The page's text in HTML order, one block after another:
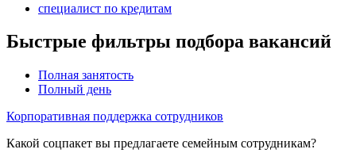
специалист по кредитам
Быстрые фильтры подбора вакансий
Полная занятость
Полный день
Корпоративная поддержка сотрудников
Какой соцпакет вы предлагаете семейным сотрудникам?